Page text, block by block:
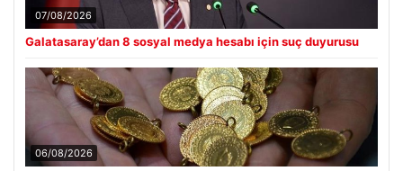
07/08/2026
Galatasaray’dan 8 sosyal medya hesabı için suç duyurusu
06/08/2026